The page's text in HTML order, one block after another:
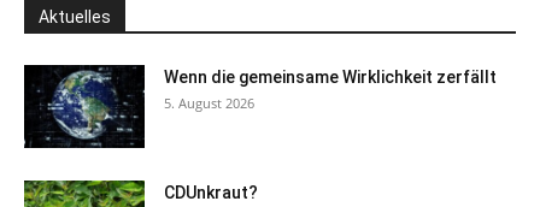
Aktuelles
Wenn die gemeinsame Wirklichkeit zerfällt
5. August 2026
CDUnkraut?